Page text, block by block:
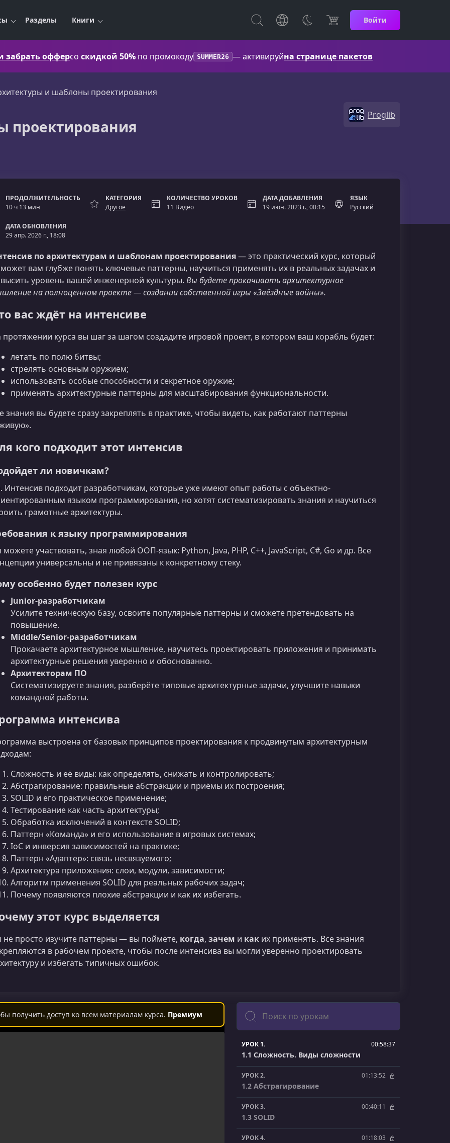
Разделы Книги Войти
забрать офферсо скидкой 50% по промокоду SUMMER26 — активируйна странице пакетов
и шаблоны проектирования
проектирования
Proglib
ПРОДОЛЖИТЕЛЬНОСТЬ
10 ч 13 мин
КАТЕГОРИЯ
Другое
КОЛИЧЕСТВО УРОКОВ
11 Видео
ДАТА ДОБАВЛЕНИЯ
19 июн. 2023 г., 00:15
ЯЗЫК
Русский
ДАТА ОБНОВЛЕНИЯ
29 апр. 2026 г., 18:08
по архитектурам и шаблонам проектирования— это практический курс, который
вам глубже понять ключевые паттерны, научиться применять их в реальных задачах и
уровень вашей инженерной культуры. Вы будете прокачивать архитектурное
на полноценном проекте — создании собственной игры «Звёздные войны».
вас ждёт на интенсиве
протяжении курса вы шаг за шагом создадите игровой проект, в котором ваш корабль будет:
летать по полю битвы;
стрелять основным оружием;
использовать особые способности и секретное оружие;
применять архитектурные паттерны для масштабирования функциональности.
знания вы будете сразу закреплять в практике, чтобы видеть, как работают паттерны
кого подходит этот интенсив
ли новичкам?
Интенсив подходит разработчикам, которые уже имеют опыт работы с объектно-
языком программирования, но хотят систематизировать знания и научиться
грамотные архитектуры.
к языку программирования
можете участвовать, зная любой ООП-язык: Python, Java, PHP, C++, JavaScript, C#, Go и др. Все
универсальны и не привязаны к конкретному стеку.
особенно будет полезен курс
Junior‑разработчикам
Усилите техническую базу, освоите популярные паттерны и сможете претендовать на
повышение.
Middle/Senior‑разработчикам
Прокачаете архитектурное мышление, научитесь проектировать приложения и принимать
архитектурные решения уверенно и обоснованно.
Архитекторам ПО
Систематизируете знания, разберёте типовые архитектурные задачи, улучшите навыки
командной работы.
интенсива
выстроена от базовых принципов проектирования к продвинутым архитектурным
Сложность и её виды: как определять, снижать и контролировать;
Абстрагирование: правильные абстракции и приёмы их построения;
SOLID и его практическое применение;
Тестирование как часть архитектуры;
Обработка исключений в контексте SOLID;
Паттерн «Команда» и его использование в игровых системах;
IoC и инверсия зависимостей на практике;
Паттерн «Адаптер»: связь несвязуемого;
Архитектура приложения: слои, модули, зависимости;
Алгоритм применения SOLID для реальных рабочих задач;
Почему появляются плохие абстракции и как их избегать.
этот курс выделяется
не просто изучите паттерны — вы поймёте, когда, зачем и как их применять. Все знания
в рабочем проекте, чтобы после интенсива вы могли уверенно проектировать
и избегать типичных ошибок.
получить доступ ко всем материалам курса. Премиум
Поиск
УРОК 1. 00:58:37
1.1 Сложность. Виды сложности
УРОК 2. 01:13:52
1.2 Абстрагирование
УРОК 3. 00:40:11
1.3 SOLID
УРОК 4. 01:18:03